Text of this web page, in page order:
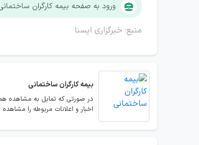
ورود به صفحه بیمه کارگران
منبع: خبرگزاری ایسنا
بیمه کارگران ساختمانی
در صورتی که تمایل به مشاهده
اخبار و اعلانات مربوطه را مشاهده